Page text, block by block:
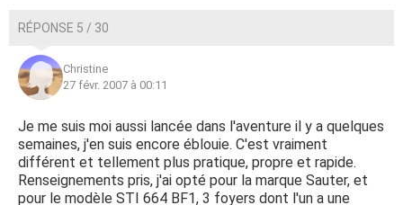
RÉPONSE 5 / 30
Christine
27 févr. 2007 à 00:11
Je me suis moi aussi lancée dans l'aventure il y a quelques
semaines, j'en suis encore éblouie. C'est vraiment
différent et tellement plus pratique, propre et rapide.
Renseignements pris, j'ai opté pour la marque Sauter, et
pour le modèle STI 664 BF1, 3 foyers dont l'un a une